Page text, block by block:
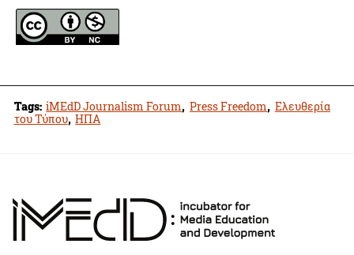
Tags: iMEdD Journalism Forum, Press Freedom, Ελευθερία
του Τύπου, ΗΠΑ